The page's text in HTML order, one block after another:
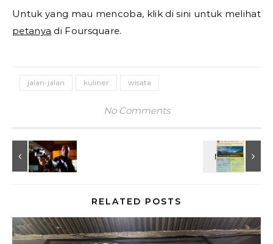
Untuk yang mau mencoba, klik di sini untuk melihat
petanya di Foursquare.
jalan-jalan kuliner wisata
No Comments
RELATED POSTS